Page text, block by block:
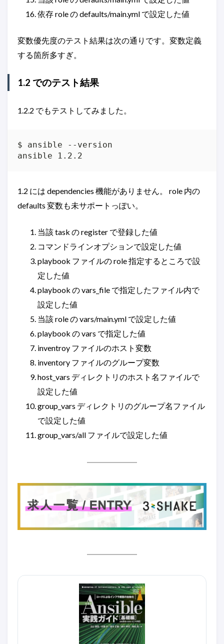
依存 role の defaults/main.yml で設定した値
変数優先度のテスト結果は次の通りです。変数定義
する箇所多すぎ。
1.2 でのテスト結果
1.2.2 でもテストしてみました。
$ ansible --version
ansible 1.2.2
1.2 には dependencies 機能がありません。 role 内の
defaults 変数も未サポートっぽい。
当該 task の register で登録した値
コマンドラインオプションで設定した値
playbook ファイルの role 指定するところで設
定した値
playbook の vars_file で指定したファイル内で
設定した値
当該 role の vars/main.yml で設定した値
playbook の vars で指定した値
inventroy ファイルのホスト変数
inventory ファイルのグループ変数
host_vars ディレクトリのホスト名ファイルで
設定した値
group_vars ディレクトリのグループ名ファイル
で設定した値
group_vars/all ファイルで設定した値